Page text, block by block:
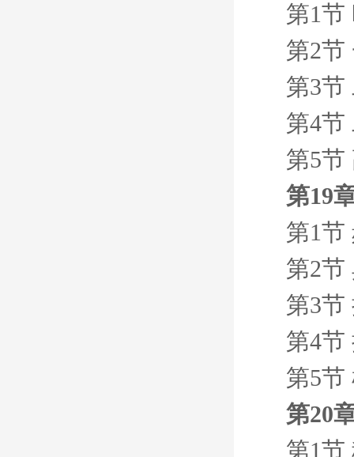
第1节
第2节
第3节
第4节
第5节
第19
第1节
第2节
第3节
第4节
第5节
第20
第1节